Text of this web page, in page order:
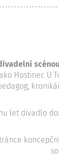
Hostinec U
let divadlo